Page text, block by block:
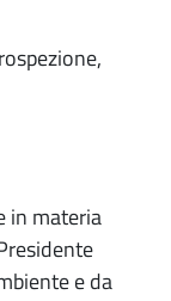
in materia
e da